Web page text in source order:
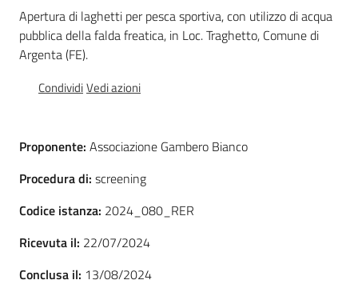
Biodiversità
su
Apertura di laghetti per pesca sportiva, con utilizzo di acqua
pubblica della falda freatica, in Loc. Traghetto, Comune di
Argenta (FE).
CondividiVedi azioni
Proponente: Associazione Gambero Bianco
Procedura di: screening
Codice istanza: 2024_080_RER
Ricevuta il: 22/07/2024
Conclusa il: 13/08/2024